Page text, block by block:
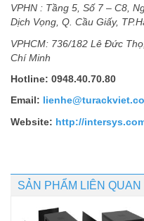
VPHN : Tầng 5, Số 7 – C8,
Dịch Vọng, Q. Cầu Giấy,
VPHCM: 736/182 Lê Đức
Chí Minh
Hotline: 0948.40.70.80
Email:
Website: http://
SẢN PHẨM LIÊN QUAN